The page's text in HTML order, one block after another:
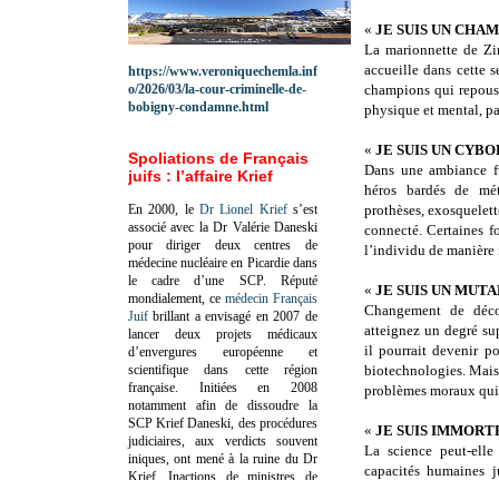
« JE SUIS UN
La marionnette de
accueille dans cette
champions qui
physique et mental,
« JE SUIS UN
Dans une ambiance
héros bardés de
prothèses,
connecté. Certaines
l’individu de manière
« JE SUIS UN
Changement de
atteignez un degré
il pourrait devenir
biotechnologies. Mais
problèmes moraux
« JE SUIS
La science peut-elle
capacités humaines
https://www.veroniquechemla.inf
o/2026/03/la-cour-criminelle-de-
bobigny-condamne.html
Spoliations de Français
juifs : l’affaire Krief
En 2000, le Dr Lionel Kriefs’est
associé avec la Dr Valérie Daneski
pour diriger deux centres de
médecine nucléaire en Picardie dans
le cadre d’une SCP. Réputé
mondialement, ce médecin Français
Juif brillant a envisagé en 2007 de
lancer deux projets médicaux
d’envergures européenne et
scientifique dans cette région
française. Initiées en 2008
notamment afin de dissoudre la
SCP Krief Daneski, des procédures
judiciaires, aux verdicts souvent
iniques, ont mené à la ruine du Dr
Krief.Inactions de ministres de